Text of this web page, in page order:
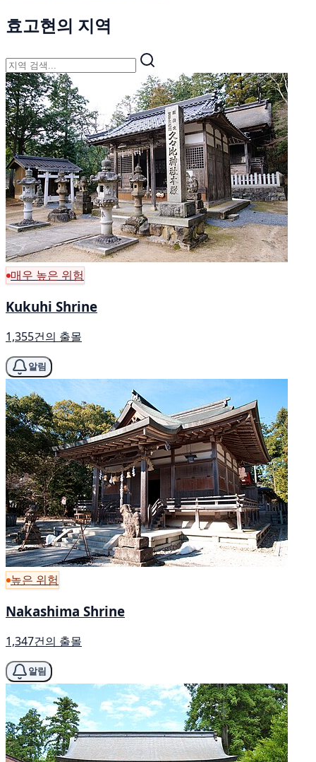
효고현의 지역
매우 높은 위험
Kukuhi Shrine
1,355건의 출몰
알림
높은 위험
Nakashima Shrine
1,347건의 출몰
알림